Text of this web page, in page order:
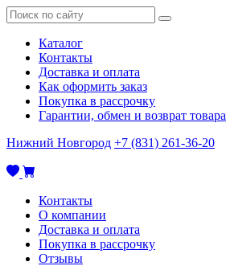
Каталог
Контакты
Доставка и оплата
Как оформить заказ
Покупка в рассрочку
Гарантии, обмен и возврат товара
Нижний Новгород +7 (831) 261-36-20
Контакты
О компании
Доставка и оплата
Покупка в рассрочку
Отзывы